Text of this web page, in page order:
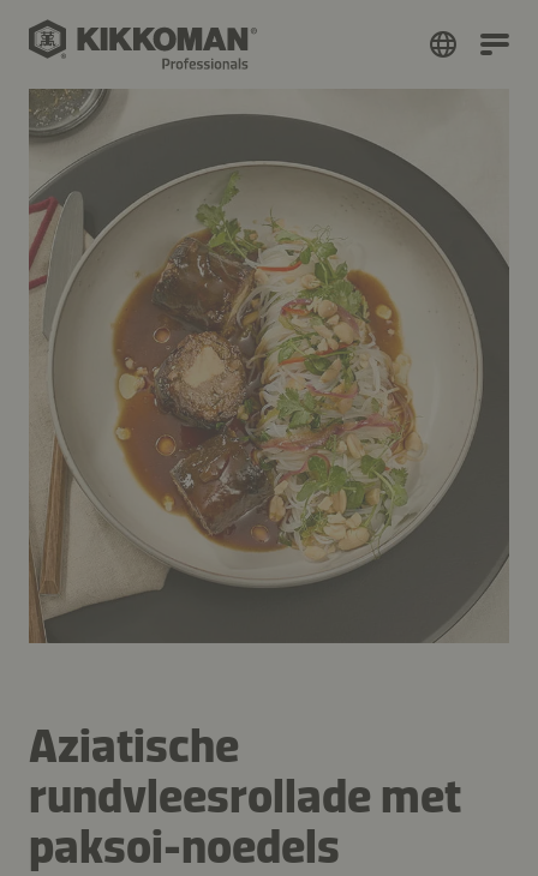
Aziatische
rundvleesrollade met
paksoi-noedels